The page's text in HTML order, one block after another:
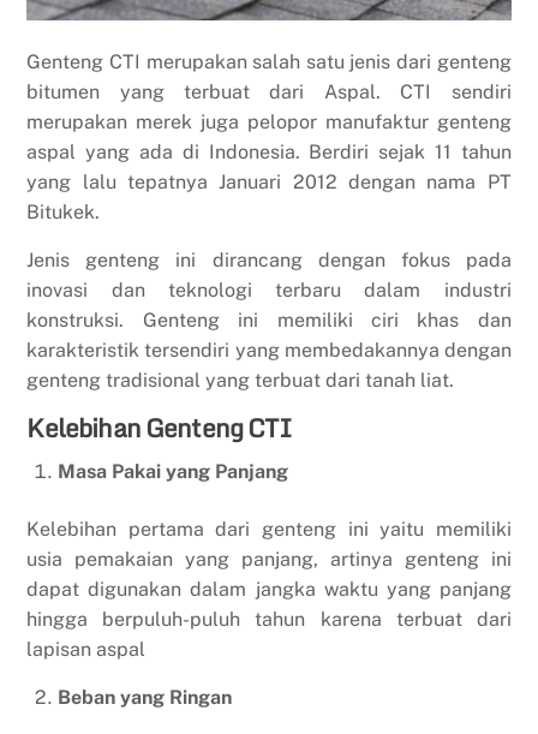
Genteng CTI merupakan salah satu jenis dari genteng
bitumen yang terbuat dari Aspal. CTI sendiri
merupakan merek juga pelopor manufaktur genteng
aspal yang ada di Indonesia. Berdiri sejak 11 tahun
yang lalu tepatnya Januari 2012 dengan nama PT
Bitukek.
Jenis genteng ini dirancang dengan fokus pada
inovasi dan teknologi terbaru dalam industri
konstruksi. Genteng ini memiliki ciri khas dan
karakteristik tersendiri yang membedakannya dengan
genteng tradisional yang terbuat dari tanah liat.
Kelebihan Genteng CTI
Masa Pakai yang Panjang
Kelebihan pertama dari genteng ini yaitu memiliki
usia pemakaian yang panjang, artinya genteng ini
dapat digunakan dalam jangka waktu yang panjang
hingga berpuluh-puluh tahun karena terbuat dari
lapisan aspal
Beban yang Ringan